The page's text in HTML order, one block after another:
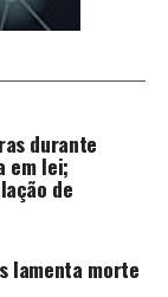
durante
em lei;
de
lamenta morte